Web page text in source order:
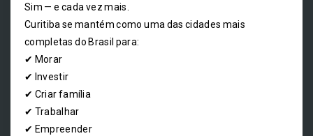
Sim — e cada vez mais.
Curitiba se mantém como uma das cidades mais
completas do Brasil para:
✔ Morar
✔ Investir
✔ Criar família
✔ Trabalhar
✔ Empreender